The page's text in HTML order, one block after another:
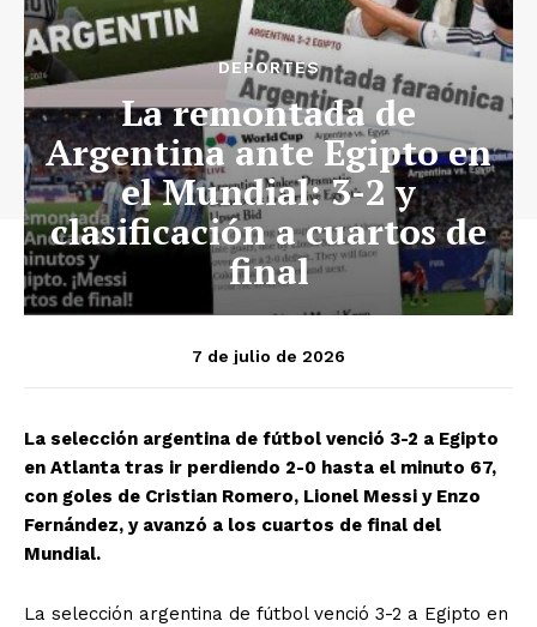
DEPORTES
La remontada de
Argentina ante Egipto en
el Mundial: 3-2 y
clasificación a cuartos de
final
7 de julio de 2026
La selección argentina de fútbol venció 3-2 a Egipto
en Atlanta tras ir perdiendo 2-0 hasta el minuto 67,
con goles de Cristian Romero, Lionel Messi y Enzo
Fernández, y avanzó a los cuartos de final del
Mundial.
La selección argentina de fútbol venció 3-2 a Egipto en